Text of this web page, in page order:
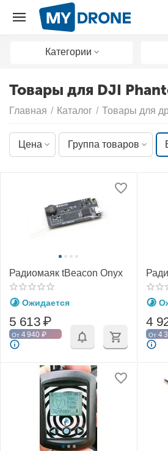
Категории
Товары для DJI
Главная / Каталог / Товары для
Цена Группа товаров
Радиомаяк tBeacon Onyx
Ожидается
5 613₽
От 4 940 ₽
4
От 4